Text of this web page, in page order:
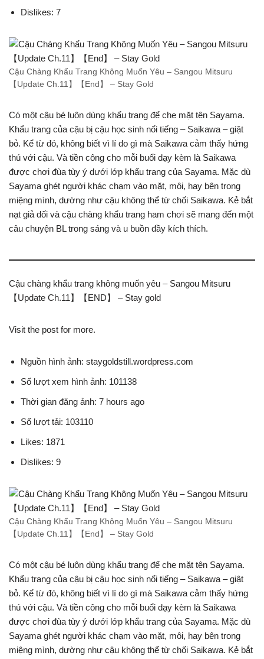
Dislikes: 7
Cậu Chàng Khẩu Trang Không Muốn Yêu – Sangou Mitsuru
【Update Ch.11】【End】 – Stay Gold
Có một cậu bé luôn dùng khẩu trang để che mặt tên Sayama.
Khẩu trang của cậu bị cậu học sinh nổi tiếng – Saikawa – giật
bỏ. Kể từ đó, không biết vì lí do gì mà Saikawa cảm thấy hứng
thú với cậu. Và tiền công cho mỗi buổi dạy kèm là Saikawa
được chơi đùa tùy ý dưới lớp khẩu trang của Sayama. Mặc dù
Sayama ghét người khác chạm vào mặt, môi, hay bên trong
miệng mình, dường như cậu không thể từ chối Saikawa. Kẻ bắt
nạt giả dối và cậu chàng khẩu trang ham chơi sẽ mang đến một
câu chuyện BL trong sáng và u buồn đầy kích thích.
Cậu chàng khẩu trang không muốn yêu – Sangou Mitsuru
【Update Ch.11】【END】 – Stay gold
Visit the post for more.
Nguồn hình ảnh: staygoldstill.wordpress.com
Số lượt xem hình ảnh: 101138
Thời gian đăng ảnh: 7 hours ago
Số lượt tải: 103110
Likes: 1871
Dislikes: 9
Cậu Chàng Khẩu Trang Không Muốn Yêu – Sangou Mitsuru
【Update Ch.11】【End】 – Stay Gold
Có một cậu bé luôn dùng khẩu trang để che mặt tên Sayama.
Khẩu trang của cậu bị cậu học sinh nổi tiếng – Saikawa – giật
bỏ. Kể từ đó, không biết vì lí do gì mà Saikawa cảm thấy hứng
thú với cậu. Và tiền công cho mỗi buổi dạy kèm là Saikawa
được chơi đùa tùy ý dưới lớp khẩu trang của Sayama. Mặc dù
Sayama ghét người khác chạm vào mặt, môi, hay bên trong
miệng mình, dường như cậu không thể từ chối Saikawa. Kẻ bắt